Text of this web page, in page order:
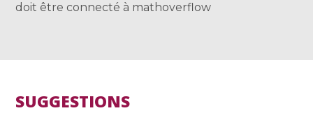
doit être connecté à mathoverflow
SUGGESTIONS